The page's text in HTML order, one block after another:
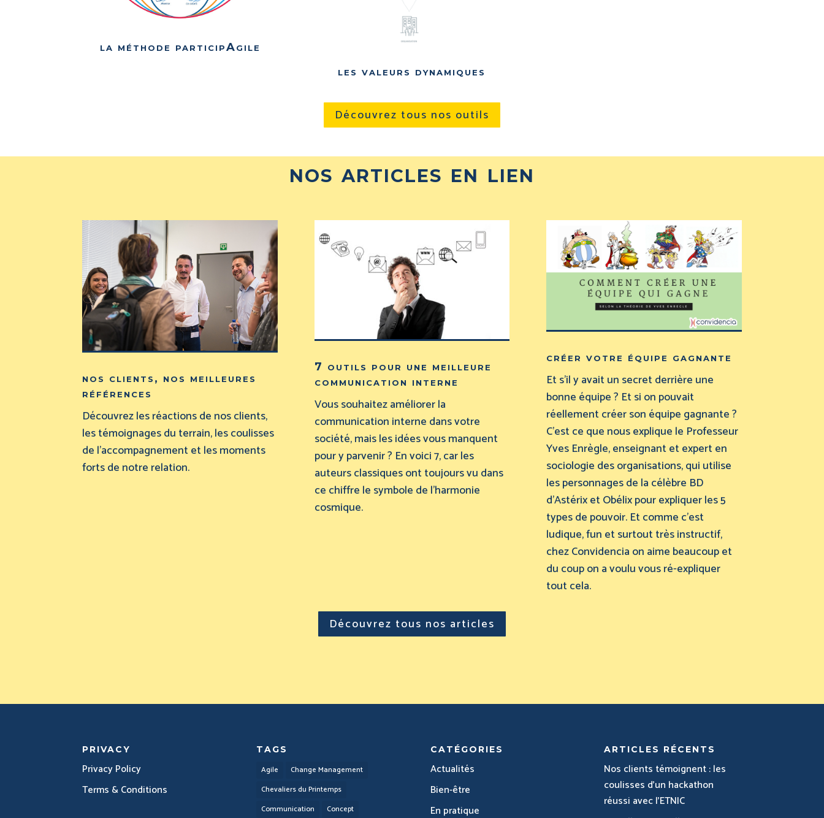
la méthode participAgile
les valeurs dynamiques
Découvrez tous nos outils
nos articles en lien
nos clients, nos meilleures
références
Découvrez les réactions de nos clients,
les témoignages du terrain, les coulisses
de l’accompagnement et les moments
forts de notre relation.
7 outils pour une meilleure
communication interne
Vous souhaitez améliorer la
communication interne dans votre
société, mais les idées vous manquent
pour y parvenir ? En voici 7, car les
auteurs classiques ont toujours vu dans
ce chiffre le symbole de l’harmonie
cosmique.
créer votre équipe gagnante
Et s’il y avait un secret derrière une
bonne équipe ? Et si on pouvait
réellement créer son équipe gagnante ?
C’est ce que nous explique le Professeur
Yves Enrègle, enseignant et expert en
sociologie des organisations, qui utilise
les personnages de la célèbre BD
d’Astérix et Obélix pour expliquer les 5
types de pouvoir. Et comme c’est
ludique, fun et surtout très instructif,
chez Convidencia on aime beaucoup et
du coup on a voulu vous ré-expliquer
tout cela.
Découvrez tous nos articles
PRIVACY
Privacy Policy
Terms & Conditions
TAGS
Agile
Change Management
Chevaliers du Printemps
Communication
Concept
CATÉGORIES
Actualités
Bien-être
En pratique
ARTICLES RÉCENTS
Nos clients témoignent : les
coulisses d’un hackathon
réussi avec l’ETNIC